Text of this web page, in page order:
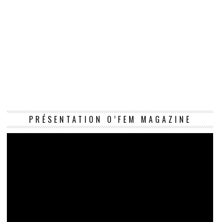
PRÉSENTATION O’FEM MAGAZINE